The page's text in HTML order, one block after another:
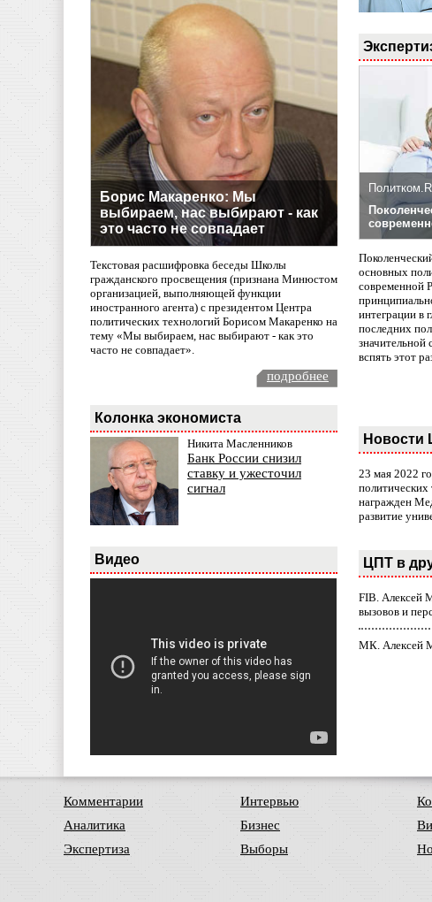
Борис Макаренко: Мы
выбираем, нас выбирают - как
это часто не совпадает
Текстовая расшифровка беседы Школы
гражданского просвещения (признана Минюстом
организацией, выполняющей функции
иностранного агента) с президентом Центра
политических технологий Борисом Макаренко на
тему «Мы выбираем, нас выбирают - как это
часто не совпадает».
подробнее
Колонка экономиста
Никита Масленников
Банк России снизил
ставку и ужесточил
сигнал
Видео
основных
современной
интеграции в
последних
значительной
вспять этот
Новости
23 мая 2022
награжден
развитие
ЦПТ в
FIB. Алексей
вызовов и
МК. Алексей
Комментарии
Аналитика
Экспертиза
Интервью
Бизнес
Выборы